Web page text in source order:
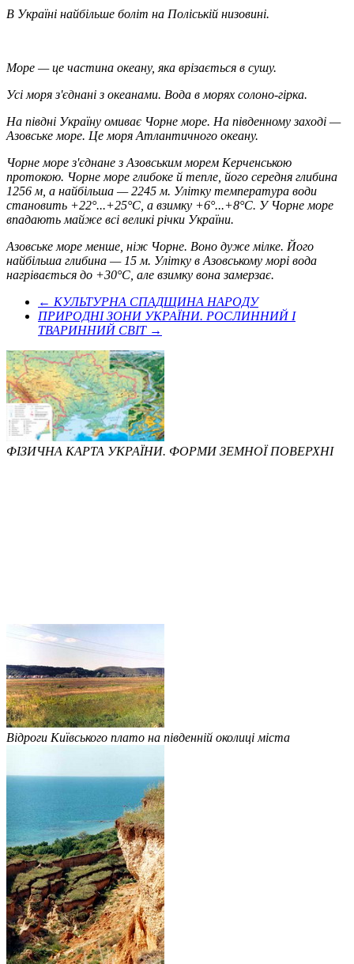
В Україні найбільше боліт на Поліській низовині.
Море — це частина океану, яка врізається в сушу.
Усі моря з'єднані з океанами. Вода в морях солоно-гірка.
На півдні Україну омиває Чорне море. На південному заході —
Азовське море. Це моря Атлантичного океану.
Чорне морез'єднане з Азовським морем Керченською
протокою. Чорне море глибоке й тепле, його середня глибина
1256 м, а найбільша — 2245 м. Улітку температура води
становить +22°...+25°С, а взимку +6°...+8°С. У Чорне море
впадають майже всі великі річки України.
Азовське море менше, ніж Чорне. Воно дуже мілке. Його
найбільша глибина — 15 м. Улітку в Азовському морі вода
нагрівається до +30°С, але взимку вона замерзає.
← КУЛЬТУРНА СПАДЩИНА НАРОДУ
ПРИРОДНІ ЗОНИ УКРАЇНИ. РОСЛИННИЙ І
ТВАРИННИЙ СВІТ →
ФІЗИЧНА КАРТА УКРАЇНИ. ФОРМИ ЗЕМНОЇ ПОВЕРХНІ
Відроги Київського плато на південній околиці міста